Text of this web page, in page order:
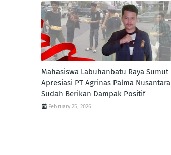
Mahasiswa Labuhanbatu Raya Sumut
Apresiasi PT Agrinas Palma Nusantara
Sudah Berikan Dampak Positif
February 25, 2026